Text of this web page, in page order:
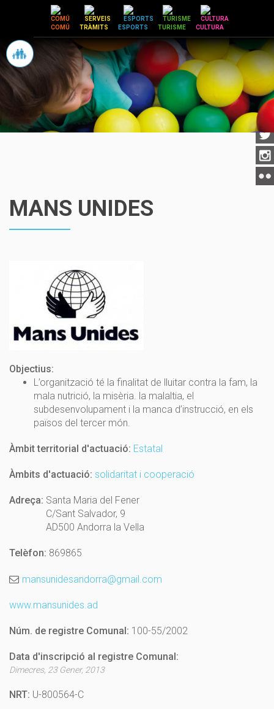
COMÚ TRÀMITS ESPORTS TURISME CULTURA
MANS UNIDES
Objectius:
L’organització té la finalitat de lluitar contra la fam, la
mala nutrició, la misèria. la malaltia, el
subdesenvolupament i la manca d’instrucció, en els
països del tercer món.
Àmbit territorial d'actuació: Estatal
Àmbits d'actuació: solidaritat i cooperació
Adreça: Santa Maria del Fener
C/Sant Salvador, 9
AD500 Andorra la Vella
Telèfon: 869865
mansunidesandorra@gmail.com
www.mansunides.ad
Núm. de registre Comunal: 100-55/2002
Data d'inscripció al registre Comunal:
Dimecres, 23 Gener, 2013
NRT: U-800564-C